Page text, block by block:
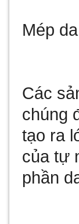
Mép da
Các
chúng
tạo ra
của tự
phần